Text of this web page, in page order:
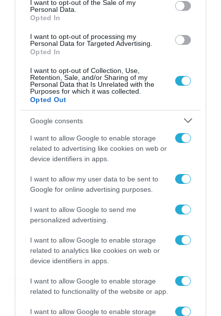
I want to opt-out of the Sale of my
Personal Data.
Opted In
I want to opt-out of processing my
Personal Data for Targeted Advertising.
Opted In
I want to opt-out of Collection, Use,
Retention, Sale, and/or Sharing of my
Personal Data that Is Unrelated with the
Purposes for which it was collected.
Opted Out
Google consents
I want to allow Google to enable storage
related to advertising like cookies on web or
device identifiers in apps.
I want to allow my user data to be sent to
Google for online advertising purposes.
I want to allow Google to send me
personalized advertising.
I want to allow Google to enable storage
related to analytics like cookies on web or
device identifiers in apps.
I want to allow Google to enable storage
related to functionality of the website or app.
I want to allow Google to enable storage
ΠΑΜΕ ΣΤΟΙΧΗΜΑ